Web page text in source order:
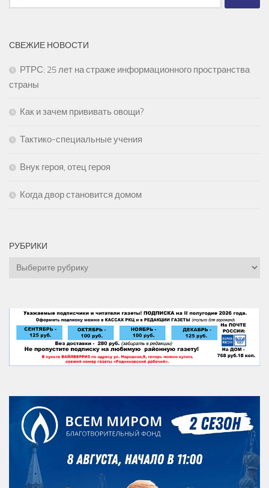
СВЕЖИЕ НОВОСТИ
РТРС: 25 лет на страже информационного пространства
страны
Как и зачем прививать овощи?
Тактико-специальные учения
Внук героя, отец героя
Когда двор становится домом
РУБРИКИ
Рубрики